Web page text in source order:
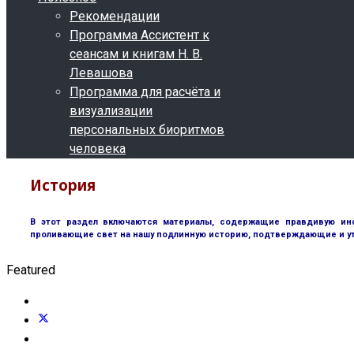
Рекомендации
Программа Ассистент к
сеансам и книгам Н. В.
Левашова
Программа для расчёта и
визуализации
персональных биоритмов
человека
История
В этот раздел включаются материалы, содержащие правдивую
проливающие свет на нашу подлинную историю, подтверждающие и
Featured